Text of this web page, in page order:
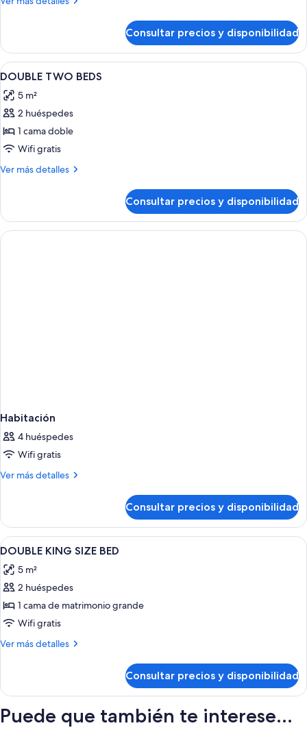
familiar
Consultar precios y disponibilidad
Abrir
todas
las
fotos
de
DOUBLE
TWO
Edredones de plumas, caja fuerte,
8
DOUBLE TWO BEDS
5 m²
2 huéspedes
1 cama doble
Wifi gratis
Ver más detalles
Más
TWO
BEDS
Consultar precios y disponibilidad
Habitación
4 huéspedes
Wifi gratis
Ver más detalles
Más
Consultar precios y disponibilidad
Abrir
todas
las
fotos
de
DOUBLE
KING
Edredones de plumas, caja fuerte,
8
DOUBLE KING SIZE BED
5 m²
2 huéspedes
1 cama de matrimonio grande
Wifi gratis
Ver más detalles
Más
KING
BED
Consultar precios y disponibilidad
Puede que también te interese...